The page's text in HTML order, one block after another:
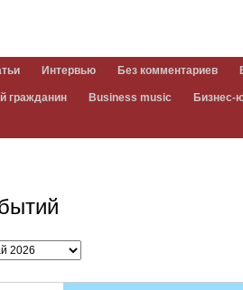
Интервью Без комментариев
гражданин Business music Бизнес-